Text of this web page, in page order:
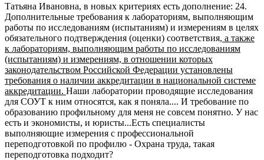
Татьяна Ивановна, в новых критериях есть дополнение: 24.
Дополнительные требования к лабораториям, выполняющим
работы по исследованиям (испытаниям) и измерениям в целях
обязательного подтверждения (оценки) соответствия, а также
к лабораториям, выполняющим работы по исследованиям
(испытаниям) и измерениям, в отношении которых
законодательством Российской Федерации установлены
требования о наличии аккредитации в национальной системе
аккредитации. Наши лаборатории проводящие исследования
для СОУТ к ним относятся, как я поняла.... И требование по
образованию профильному для меня не совсем понятно. У нас
есть и экономисты, и юристы...Есть специалисты
выполняющие измерения с профессиональной
переподготовкой по профилю - Охрана труда, такая
переподготовка подходит?